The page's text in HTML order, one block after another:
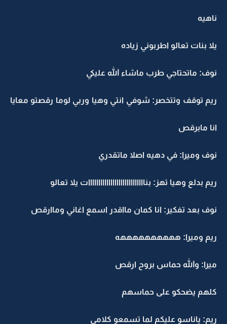
ناهيه
يلا بنات تعالو اطربوني زياده
نوف: ماتحتاجي طرب ماشاء الله عليكي
ريم توقف وتتخصر: شوفي انتي وهيا وربي لوما رقصتو معايا
انا مابرقص
نوف وميرا: في دهيه اصلا ماتقدري
ريم بدلع وهيا تهز: بناااااااااااااااااااااااااااات يلا تعالو
نوف بعد تفكير: انا كمان مااقدر اسمع اغاني وماارقص
ريم وميرا: ههههههههههه
ميرا: والله حماس بروح ارقص
كلهم يضحكو على حماسهم
ريم: ياناسو عليكم لما تسمعو كلامي